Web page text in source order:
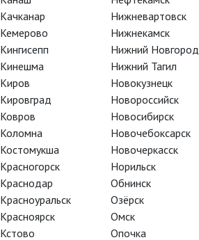
TheatreHD
Качканар
Кемерово
Кингисепп
Кинешма
Киров
Кировград
Ковров
Коломна
Костомукша
Красногорск
Краснодар
Красноуральск
Красноярск
Кстово
Нижневартовск
Нижнекамск
Нижний Новгород
Нижний Тагил
Новокузнецк
Новороссийск
Новосибирск
Новочебоксарск
Новочеркасск
Норильск
Обнинск
Озёрск
Омск
Опочка